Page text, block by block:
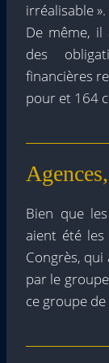
irréalisable ».
De même, il
des
financières
pour et 164
Bien que
aient été
Congrès,
par le
ce groupe